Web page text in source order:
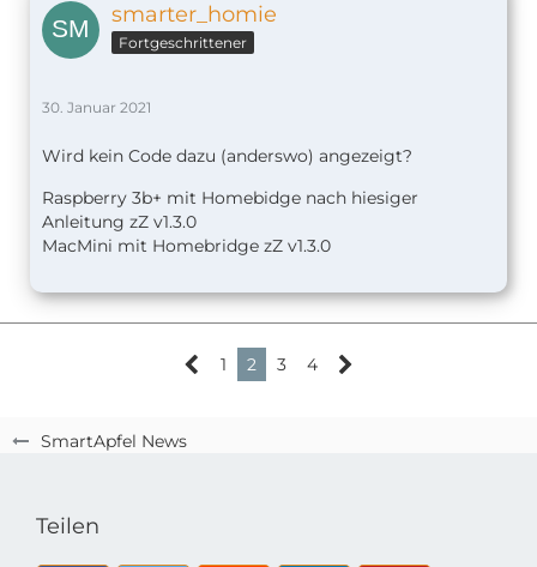
SmartApfel News
smarter_homie
Fortgeschrittener
30. Januar 2021
Wird kein Code dazu (anderswo) angezeigt?
Raspberry 3b+ mit Homebidge nach hiesiger
Anleitung zZ v1.3.0
MacMini mit Homebridge zZ v1.3.0
1 2 3 4
Teilen